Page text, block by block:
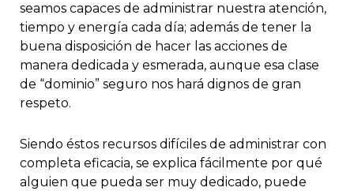
seamos capaces de administrar nuestra atención,
tiempo y energía cada día; además de tener la
buena disposición de hacer las acciones de
manera dedicada y esmerada, aunque esa clase
de “dominio” seguro nos hará dignos de gran
respeto.
Siendo éstos recursos difíciles de administrar con
completa eficacia, se explica fácilmente por qué
alguien que pueda ser muy dedicado, puede